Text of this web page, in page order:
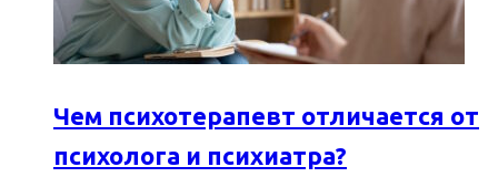
Чем психотерапевт отличается от
психолога и психиатра?